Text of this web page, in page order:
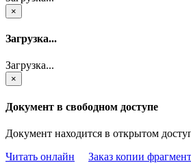
×
Загрузка...
Загрузка...
×
Документ в свободном доступе
Документ находится в открытом
Читать онлайн
Заказ копии